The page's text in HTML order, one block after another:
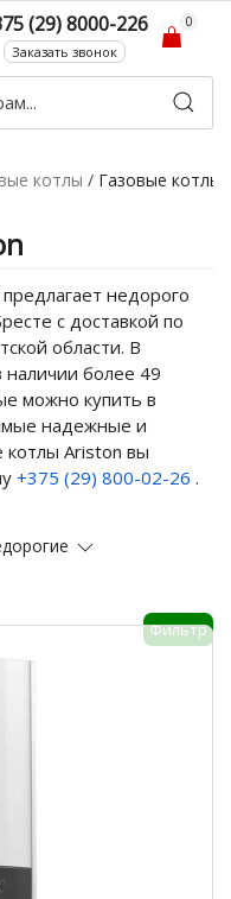
(29) 8000-226
Заказать звонок
0
котлы / Газовые котлы
недорого
с доставкой по
области. В
наличии более 49
можно купить в
надежные и
котлы Ariston вы
+375 (29) 800-02-26 .
Фильтр